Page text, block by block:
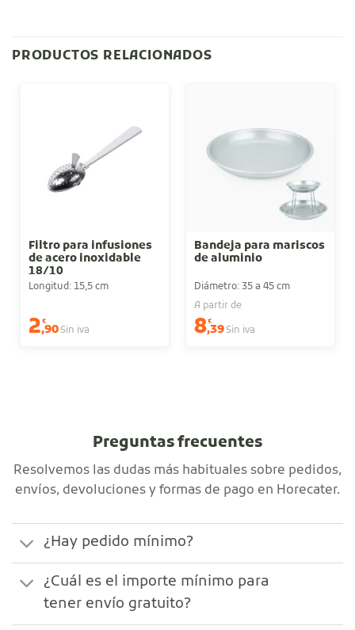
PRODUCTOS RELACIONADOS
Filtro para infusiones
de acero inoxidable
18/10
Longitud: 15,5 cm
2€
,90Sin iva
Bandeja para mariscos
de aluminio
Diámetro: 35 a 45 cm
A partir de
8€
,39Sin iva
Preguntas frecuentes
Resolvemos las dudas más habituales sobre pedidos,
envíos, devoluciones y formas de pago en Horecater.
¿Hay pedido mínimo?
¿Cuál es el importe mínimo para
tener envío gratuito?